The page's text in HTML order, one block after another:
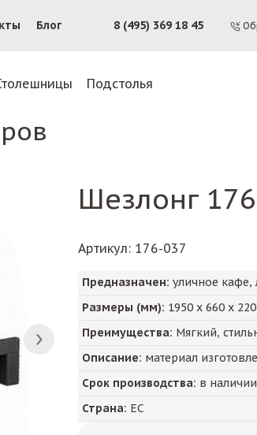
Блог 8 (495) 369 18 45
Подстолья
Шезлонг
Артикул: 176-037
Предназначен: уличное кафе,
Размеры (мм): 1950 х 660 х 220
Преимущества: Мягкий,
Описание: материал
Срок производства: в наличии
Страна: ЕС